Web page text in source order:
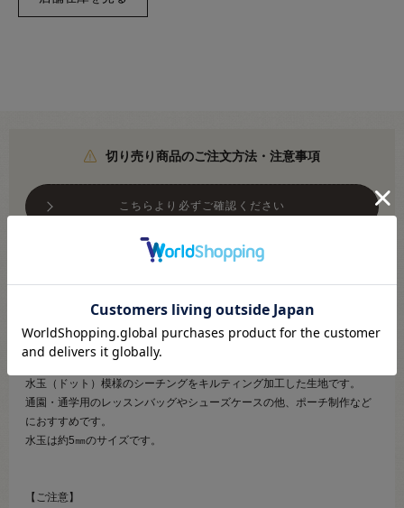
切り売り商品のご注文方法・注意事項
こちらより必ずご確認ください
●素材：表・裏/綿100％ 中わた/ポリエステル100％
●生地幅：約105cm
水玉（ドット）模様のシーチングをキルティング加工した生地です。
通園・通学用のレッスンバッグやシューズケースの他、ポーチ制作など
におすすめです。
水玉は約5㎜のサイズです。
【ご注意】